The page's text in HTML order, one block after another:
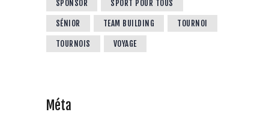
SPONSOR SPORT POUR TOUS
SÉNIOR TEAM BUILDING TOURNOI
TOURNOIS VOYAGE
Méta